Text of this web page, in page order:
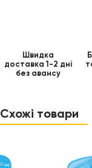
Швидка
доставка 1-2 дні
без авансу
Схожі товари